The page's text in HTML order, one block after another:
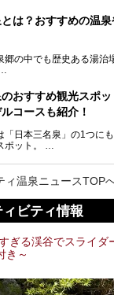
て利用することができま
は道の駅があるなど、温
温泉の魅力を詳しく紹介
は？おすすめの温
郷の中でも歴史ある湯治
も増え、ますます賑わい
湯温泉の観光スポットと
気になる温泉をぜひチェ
おすすめ観光スポ
コースも紹介！
「日本三名泉」の1つに
ポット。
楽しんだり、周辺にある
。
、下呂温泉エリアにある
るとともに散策する際の
光をたっぷりとガイドし
ィ温泉ニュースTOP
ビティ情報
ぎる渓谷でスライダ
き～